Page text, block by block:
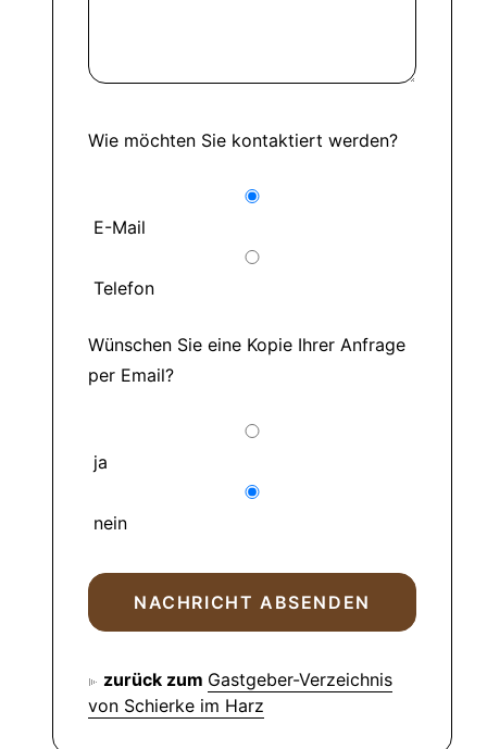
Wie möchten Sie kontaktiert werden?
E-Mail
Telefon
Wünschen Sie eine Kopie Ihrer Anfrage
per Email?
ja
nein
zurück zum Gastgeber-Verzeichnis
von Schierke im Harz